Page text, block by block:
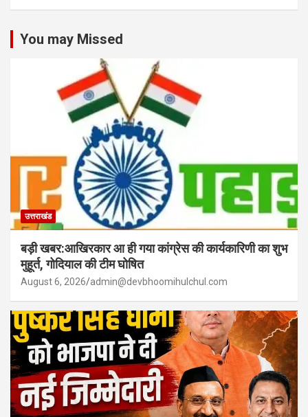
You may Missed
उत्तराखंड
बड़ी खबर:आखिरकार आ ही गया कांग्रेस की कार्यकारिणी का शुभ
मुहूर्त, गोदियाल की टीम घोषित
August 6, 2026 admin@devbhoomihulchul.com